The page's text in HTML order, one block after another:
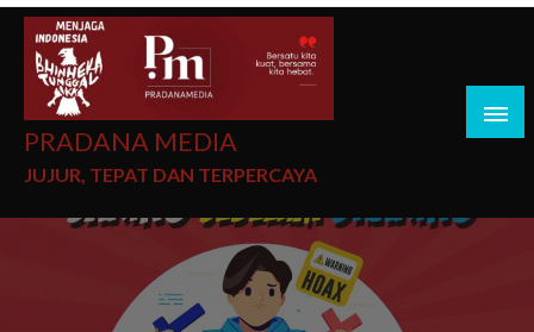
PRADANA MEDIA
JUJUR, TEPAT DAN TERPERCAYA